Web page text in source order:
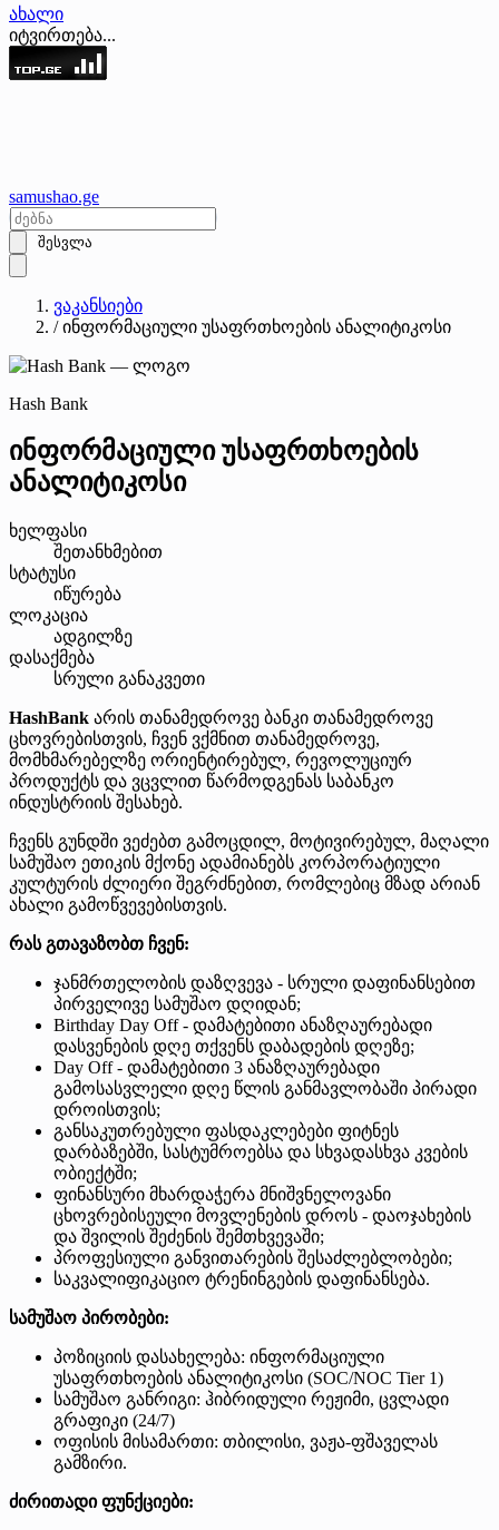
ახალი
იტვირთება...
samushao.ge
შესვლა
ვაკანსიები
/ ინფორმაციული უსაფრთხოების ანალიტიკოსი
Hash Bank
ინფორმაციული უსაფრთხოების
ანალიტიკოსი
ხელფასი
შეთანხმებით
სტატუსი
იწურება
ლოკაცია
ადგილზე
დასაქმება
სრული განაკვეთი
HashBank არის თანამედროვე ბანკი თანამედროვე
ცხოვრებისთვის, ჩვენ ვქმნით თანამედროვე,
მომხმარებელზე ორიენტირებულ, რევოლუციურ
პროდუქტს და ვცვლით წარმოდგენას საბანკო
ინდუსტრიის შესახებ.
ჩვენს გუნდში ვეძებთ გამოცდილ, მოტივირებულ, მაღალი
სამუშაო ეთიკის მქონე ადამიანებს კორპორატიული
კულტურის ძლიერი შეგრძნებით, რომლებიც მზად არიან
ახალი გამოწვევებისთვის.
რას გთავაზობთ ჩვენ:
ჯანმრთელობის დაზღვევა - სრული დაფინანსებით
პირველივე სამუშაო დღიდან;
Birthday Day Off - დამატებითი ანაზღაურებადი
დასვენების დღე თქვენს დაბადების დღეზე;
Day Off - დამატებითი 3 ანაზღაურებადი
გამოსასვლელი დღე წლის განმავლობაში პირადი
დროისთვის;
განსაკუთრებული ფასდაკლებები ფიტნეს
დარბაზებში, სასტუმროებსა და სხვადასხვა კვების
ობიექტში;
ფინანსური მხარდაჭერა მნიშვნელოვანი
ცხოვრებისეული მოვლენების დროს - დაოჯახების
და შვილის შეძენის შემთხვევაში;
პროფესიული განვითარების შესაძლებლობები;
საკვალიფიკაციო ტრენინგების დაფინანსება.
სამუშაო პირობები:
პოზიციის დასახელება: ინფორმაციული
უსაფრთხოების ანალიტიკოსი (SOC/NOC Tier 1)
სამუშაო განრიგი: ჰიბრიდული რეჟიმი, ცვლადი
გრაფიკი (24/7)
ოფისის მისამართი: თბილისი, ვაჟა-ფშაველას
გამზირი.
ძირითადი ფუნქციები: